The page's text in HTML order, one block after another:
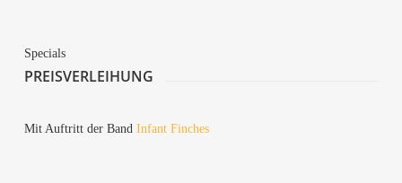
Spe­cials
PREIS­VER­LEI­HUNG
Mit Auf­tritt der Band Infant Fin­ches